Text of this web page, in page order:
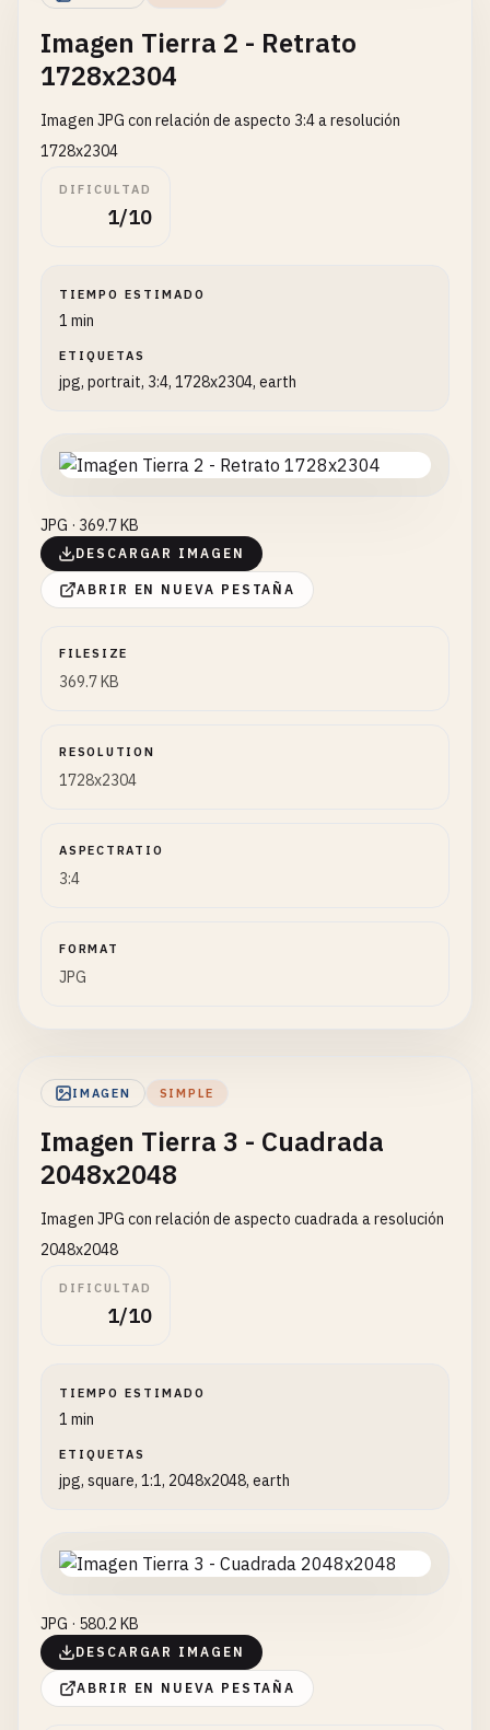
Imagen Tierra 2 - Retrato
1728x2304
Imagen JPG con relación de aspecto 3:4 a resolución
1728x2304
DIFICULTAD
1/10
TIEMPO ESTIMADO
1 min
ETIQUETAS
jpg, portrait, 3:4, 1728x2304, earth
JPG · 369.7 KB
DESCARGAR IMAGEN
ABRIR EN NUEVA PESTAÑA
FILESIZE
369.7 KB
RESOLUTION
1728x2304
ASPECTRATIO
3:4
FORMAT
JPG
IMAGEN SIMPLE
Imagen Tierra 3 - Cuadrada
2048x2048
Imagen JPG con relación de aspecto cuadrada a resolución
2048x2048
DIFICULTAD
1/10
TIEMPO ESTIMADO
1 min
ETIQUETAS
jpg, square, 1:1, 2048x2048, earth
JPG · 580.2 KB
DESCARGAR IMAGEN
ABRIR EN NUEVA PESTAÑA